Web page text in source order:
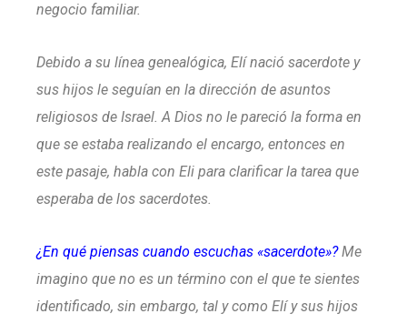
negocio familiar.
Debido a su línea genealógica, Elí nació sacerdote y
sus hijos le seguían en la dirección de asuntos
religiosos de Israel. A Dios no le pareció la forma en
que se estaba realizando el encargo, entonces en
este pasaje, habla con Eli para clarificar la tarea que
esperaba de los sacerdotes.
¿En qué piensas cuando escuchas «sacerdote»?Me
imagino que no es un término con el que te sientes
identificado, sin embargo, tal y como Elí y sus hijos